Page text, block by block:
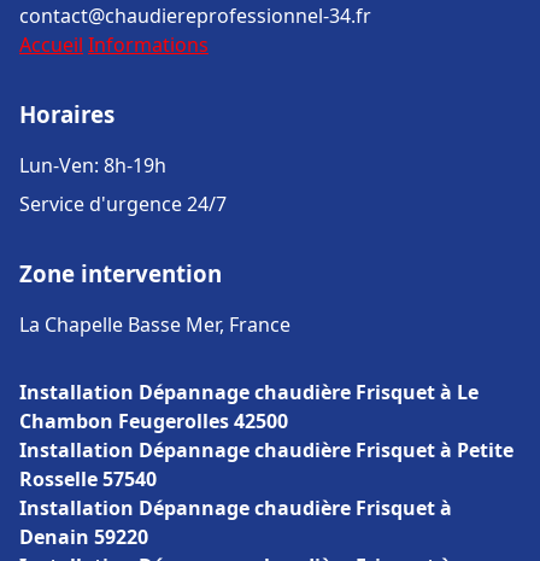
contact@chaudiereprofessionnel-34.fr
Accueil Informations
Horaires
Lun-Ven: 8h-19h
Service d'urgence 24/7
Zone intervention
La Chapelle Basse Mer, France
Installation Dépannage chaudière Frisquet à Le
Chambon Feugerolles 42500
Installation Dépannage chaudière Frisquet à Petite
Rosselle 57540
Installation Dépannage chaudière Frisquet à
Denain 59220